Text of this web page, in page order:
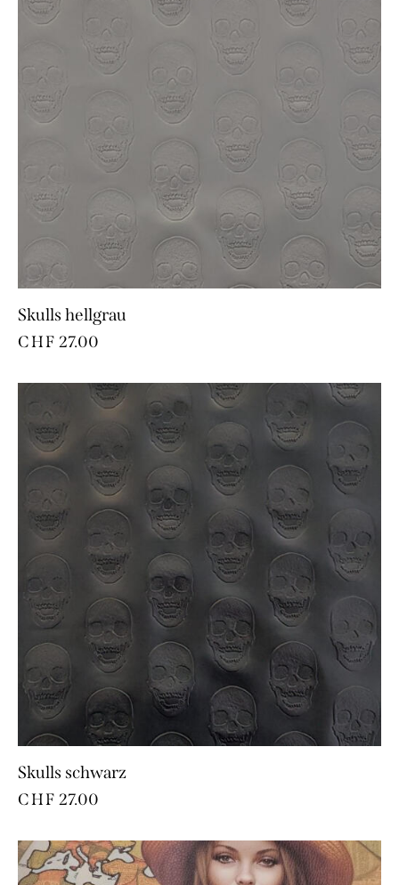
Skulls hellgrau
CHF 27.00
Skulls schwarz
CHF 27.00